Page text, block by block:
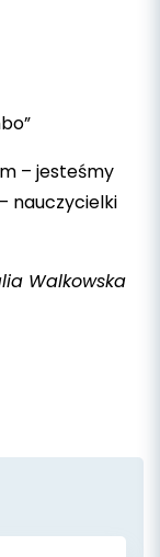
– jesteśmy
nauczycielki
Walkowska